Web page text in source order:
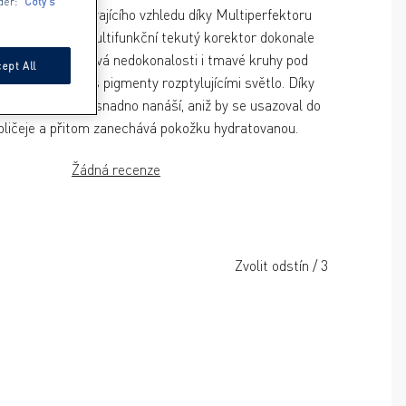
dlouhotrvajícího vzhledu díky Multiperfektoru
Tento multifunkční tekutý korektor dokonale
pleť, zakrývá nedokonalosti i tmavé kruhy pod
složení s pigmenty rozptylujícími světlo. Díky
aplikátoru se snadno nanáší, aniž by se usazoval do
Žádná recenze
Zvolit odstín /3
All